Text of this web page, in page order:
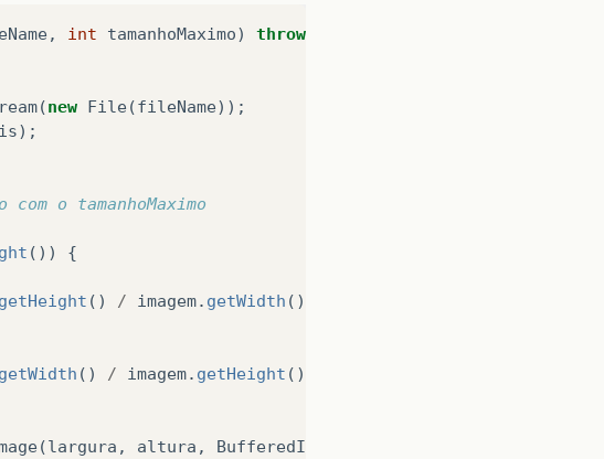
, int tamanhoMaximo) throws
(new File(fileName));
);
com o tamanhoMaximo
())
{
getHeight () / imagem. getWidth ());
getWidth () / imagem. getHeight ());
(largura , altura , BufferedImage